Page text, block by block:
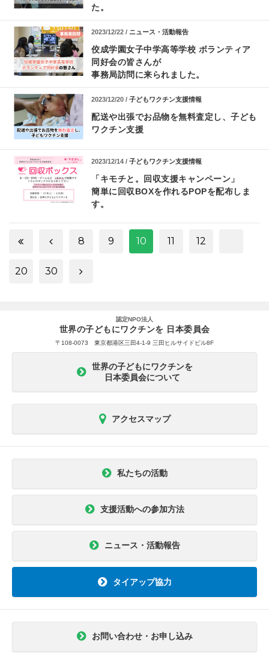
た。
2023/12/22 / ニュース・活動報告
佼成学園女子中学高等学校 ボランティア
同好会の皆さんが
事務局訪問に来られました。
2023/12/20 /子どもワクチン支援情報
配送や出張でお品物を無料査定し、子ども
ワクチン支援
2023/12/14 /子どもワクチン支援情報
「キモチと。回収支援キャンペーン」
簡単に回収BOXを作れるPOPを配布しま
す。
8 9 10 11 12
20 30
認定NPO法人
世界の子どもにワクチンを 日本委員会
〒108-0073 東京都港区三田4-1-9 三田ヒルサイドビル8F
世界の子どもにワクチンを
日本委員会について
アクセスマップ
私たちの活動
支援活動への参加方法
ニュース・活動報告
タイアップ協力
お問い合わせ・お申し込み